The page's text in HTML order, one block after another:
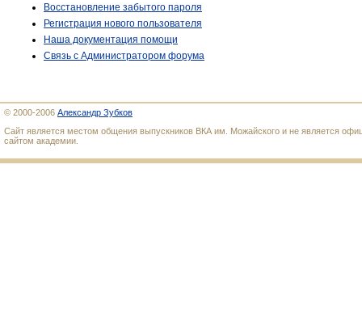
Восстановление забытого пароля
Регистрация нового пользователя
Наша документация помощи
Связь с Администратором форума
© 2000-2006 Александр Зубков
Сайт является местом общения выпускников ВКА им. Можайского и не является
сайтом академии.